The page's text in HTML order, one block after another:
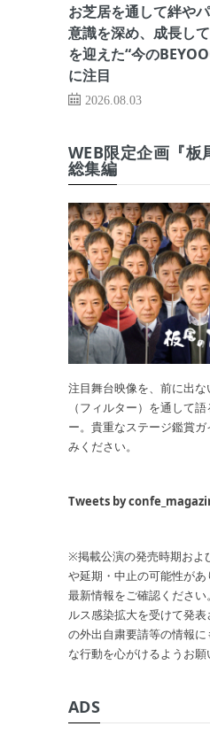
お芝居を通して絆や
意識を深め、成長し
を迎えた“今の
に注目
2026.08.03
WEB限定企画『
総集編
注目舞台映像を、前に出
（フィルター）を通して
ー。貴重なステージ鑑賞
みください。
Tweets by
※掲載公演の発売時期およ
や延期・中止の可能性が
最新情報をご確認くださ
ルス感染拡大を受けて発
の外出自粛要請等の情報
な行動を心がけるようお願
ADS